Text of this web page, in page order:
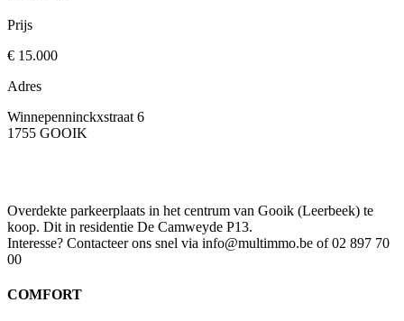
Prijs
€ 15.000
Adres
Winnepenninckxstraat 6
1755 GOOIK
Overdekte parkeerplaats in het centrum van Gooik (Leerbeek) te
koop. Dit in residentie De Camweyde P13.
Interesse? Contacteer ons snel via info@multimmo.be of 02 897 70
00
COMFORT